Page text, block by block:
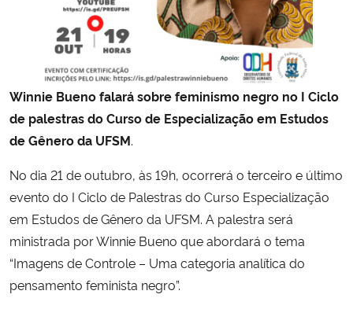
Ministério da Mulher, da Família e dos Direitos Humanos
Secretaria-Geral
Secretaria de Governo
Advocacia-Geral da União
Banco Central do Brasil
Planalto
Winnie Bueno falará sobre feminismo negro no I Ciclo
de palestras do Curso de Especialização em Estudos
de Gênero da UFSM.
No dia 21 de outubro, às 19h, ocorrerá o terceiro e último
evento do I Ciclo de Palestras do Curso Especialização
em Estudos de Gênero da UFSM. A palestra será
ministrada por Winnie Bueno que abordará o tema
“Imagens de Controle – Uma categoria analítica do
pensamento feminista negro”.